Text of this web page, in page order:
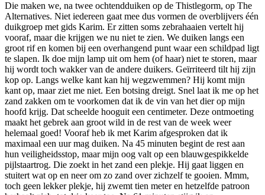
Die maken we, na twee ochtendduiken op de Thistlegorm, op The
Alternatives. Niet iedereen gaat mee dus vormen de overblijvers één
duikgroep met gids Karim. Er zitten soms zebrahaaien vertelt hij
vooraf, maar die krijgen we nu niet te zien. We duiken langs een
groot rif en komen bij een overhangend punt waar een schildpad ligt
te slapen. Ik doe mijn lamp uit om hem (of haar) niet te storen, maar
hij wordt toch wakker van de andere duikers. Geïrriteerd tilt hij zijn
kop op. Langs welke kant kan hij wegzwemmen? Hij komt mijn
kant op, maar ziet me niet. Een botsing dreigt. Snel laat ik me op het
zand zakken om te voorkomen dat ik de vin van het dier op mijn
hoofd krijg. Dat scheelde hooguit een centimeter. Deze ontmoeting
maakt het gebrek aan groot wild in de rest van de week weer
helemaal goed! Vooraf heb ik met Karim afgesproken dat ik
maximaal een uur mag duiken. Na 45 minuten begint de rest aan
hun veiligheidsstop, maar mijn oog valt op een blauwgespikkelde
pijlstaartrog. Die zoekt in het zand een plekje. Hij gaat liggen en
stuitert wat op en neer om zo zand over zichzelf te gooien. Mmm,
toch geen lekker plekje, hij zwemt tien meter en hetzelfde patroon